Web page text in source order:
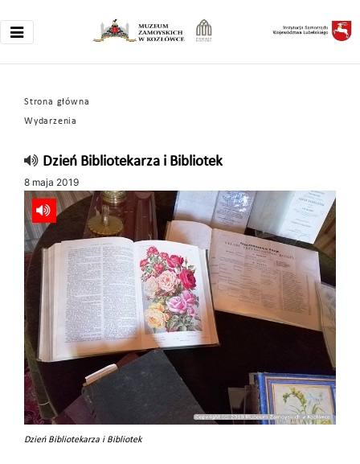
Strona główna
Wydarzenia
Dzień Bibliotekarza i Bibliotek
8 maja 2019
Dzień Bibliotekarza i Bibliotek